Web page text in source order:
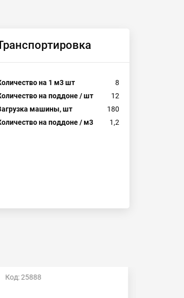
на 1 м3 шт
8
на поддоне / шт
12
машины, шт
180
на поддоне / м3
1,2
Код: 25888